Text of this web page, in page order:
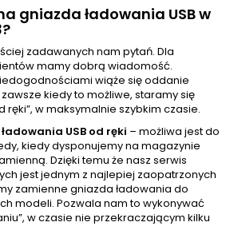
gniazda ładowania USB w
zadawanych nam pytań. Dla
mamy dobrą wiadomość.
wiąże się oddanie
kiedy to możliwe, staramy się
ręki”, w maksymalnie szybkim czasie.
USB od ręki – możliwa jest do
kiedy dysponujemy na magazynie
Dzięki temu że nasz serwis
jest jednym z najlepiej zaopatrzonych
zamienne gniazda ładowania do
modeli. Pozwala nam to wykonywać
w czasie nie przekraczającym kilku